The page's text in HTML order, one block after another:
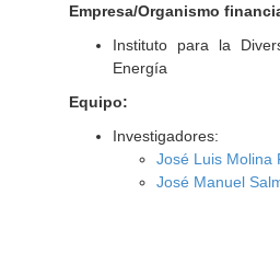
Empresa/Organismo
Instituto para la
Energía
Equipo:
Investigadores:
José Luis Molina
José Manuel